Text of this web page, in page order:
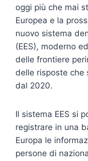
oggi più che mai
Europea e la
nuovo sistema
(EES), moderno
delle frontiere
delle risposte che
dal 2020.
Il sistema EES si
registrare in una
Europa le
persone di